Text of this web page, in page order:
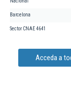
Barcelona
Sector CNAE 4641
Acceda a